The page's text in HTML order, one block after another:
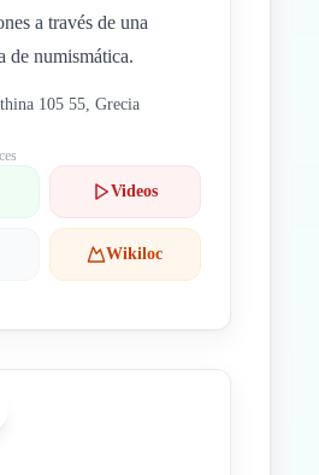
a través de una
de numismática.
105 55, Grecia
Videos
Wikiloc